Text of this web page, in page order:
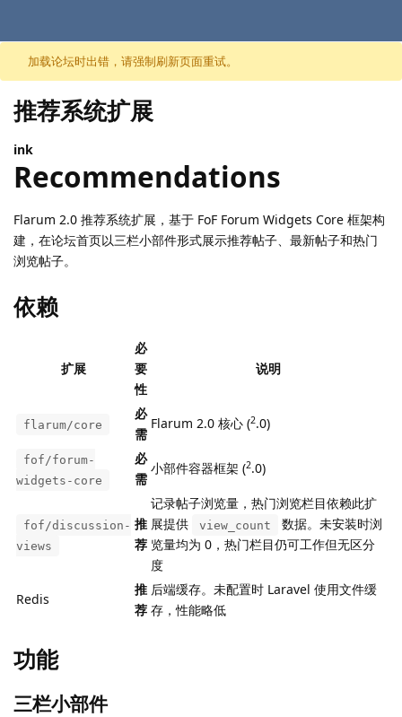
跳至内容
加载论坛时出错，请强制刷新页面重试。
推荐系统扩展
ink
Recommendations
Flarum 2.0 推荐系统扩展，基于 FoF Forum Widgets Core 框架构
建，在论坛首页以三栏小部件形式展示推荐帖子、最新帖子和热门
浏览帖子。
依赖
扩展
必
要
性
说明
flarum/core
必
需
Flarum 2.0 核心 (2.0)
fof/forum-
widgets-core
必
需
小部件容器框架 (2.0)
fof/discussion-
views
推
荐
记录帖子浏览量，热门浏览栏目依赖此扩
展提供
view_count
数据。未安装时浏
览量均为 0，热门栏目仍可工作但无区分
度
Redis
推
荐
后端缓存。未配置时 Laravel 使用文件缓
存，性能略低
功能
三栏小部件